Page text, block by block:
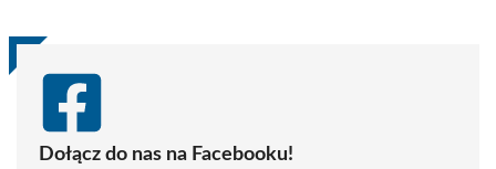
Dołącz do nas na Facebooku!